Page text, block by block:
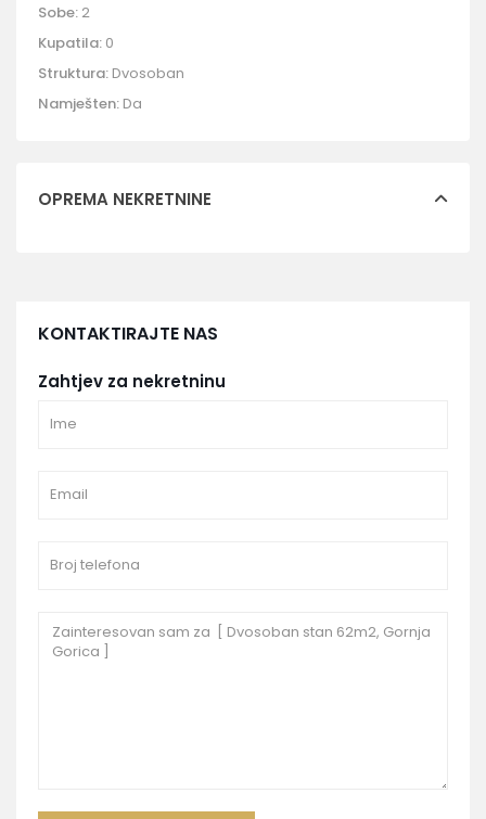
Sobe: 2
Kupatila: 0
Struktura: Dvosoban
Namješten: Da
OPREMA NEKRETNINE
KONTAKTIRAJTE NAS
Zahtjev za nekretninu